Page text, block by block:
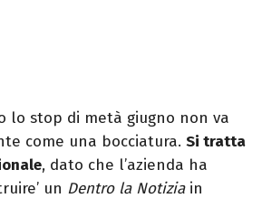
lo stop di metà giugno non va
come una bocciatura. Si tratta
, dato che l’azienda ha
un Dentro la Notiziain